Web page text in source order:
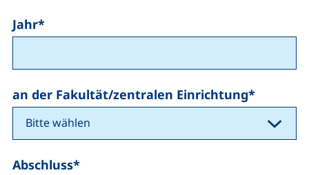
Jahr*
an der Fakultät/zentralen Einrichtung*
Abschluss*